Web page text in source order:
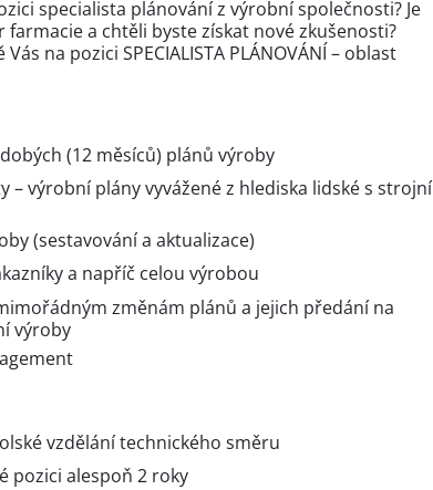
specialista plánování z výrobní společnosti? Je
farmacie a chtěli byste získat nové zkušenosti?
na pozici SPECIALISTA PLÁNOVÁNÍ – oblast
(12 měsíců) plánů výroby
– výrobní plány vyvážené z hlediska lidské s strojní
(sestavování a aktualizace)
a napříč celou výrobou
změnám plánů a jejich předání na
výroby
vzdělání technického směru
pozici alespoň 2 roky